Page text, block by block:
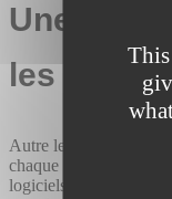
This
Une
les outils
Autre levier de
chaque franchisé
logiciels de